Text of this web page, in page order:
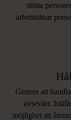
stötta
arbetstränar
Genom att
avsevärt.
möjlighet att